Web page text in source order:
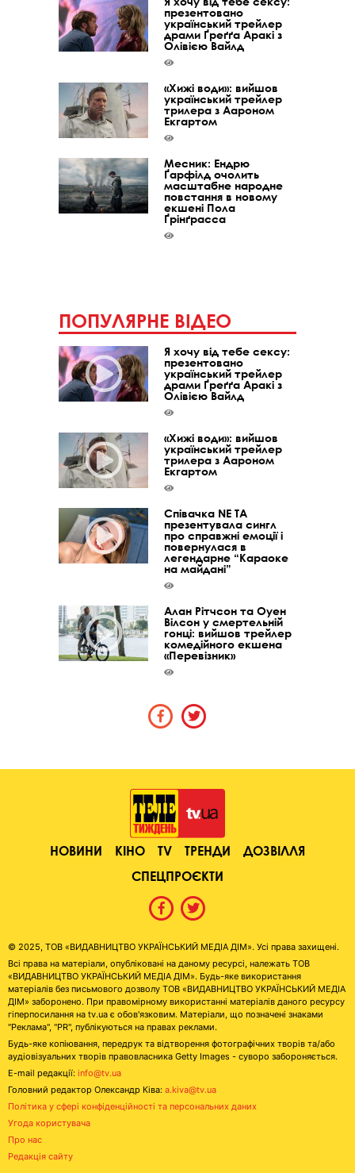
презентовано
український трейлер
драми Ґреґґа Аракі з
Олівією Вайлд
«Хижі води»: вийшов
український трейлер
трилера з Аароном
Екгартом
Месник: Ендрю
Ґарфілд очолить
масштабне народне
повстання в новому
екшені Пола
Ґрінґрасса
ПОПУЛЯРНЕ ВІДЕО
Я хочу від тебе сексу:
презентовано
український трейлер
драми Ґреґґа Аракі з
Олівією Вайлд
«Хижі води»: вийшов
український трейлер
трилера з Аароном
Екгартом
Співачка NE TA
презентувала сингл
про справжні емоції і
повернулася в
легендарне “Караоке
на майдані”
Алан Рітчсон та Оуен
Вілсон у смертельній
гонці: вийшов трейлер
комедійного екшена
«Перевізник»
НОВИНИ КІНО TV ТРЕНДИ
ДОЗВІЛЛЯ
СПЕЦПРОЄКТИ
© 2025, ТОВ «ВИДАВНИЦТВО УКРАЇНСЬКИЙ МЕДІА ДІМ». Усі права захищені.
Всі права на матеріали, опубліковані на даному ресурсі, належать ТОВ
«ВИДАВНИЦТВО УКРАЇНСЬКИЙ МЕДІА ДІМ». Будь-яке використання
матеріалів без письмового дозволу ТОВ «ВИДАВНИЦТВО УКРАЇНСЬКИЙ МЕДІА
ДІМ» заборонено. При правомірному використанні матеріалів даного ресурсу
гіперпосилання на tv.ua є обов'язковим. Матеріали, що позначені знаками
"Реклама", "PR", публікуються на правах реклами.
Будь-яке копіювання, передрук та відтворення фотографічних творів та/або
аудіовізуальних творів правовласника Getty Images - суворо забороняється.
E-mail редакції: info@tv.ua
Головний редактор Олександр Ківа: a.kiva@tv.ua
Політика у сфері конфіденційності та персональних даних
Угода користувача
Про нас
Редакція сайту